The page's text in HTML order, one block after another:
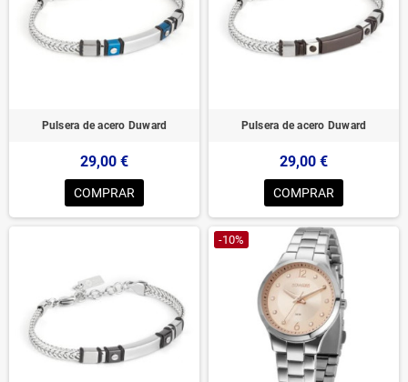
Pulsera de acero Duward
29,00 €
COMPRAR
Pulsera de acero Duward
29,00 €
COMPRAR
-10%